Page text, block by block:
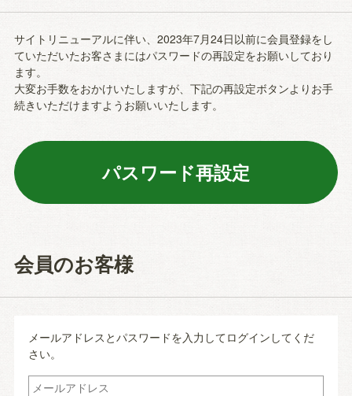
サイトリニューアルに伴い、2023年7月24日以前に会員登録をし
ていただいたお客さまにはパスワードの再設定をお願いしており
ます。
大変お手数をおかけいたしますが、下記の再設定ボタンよりお手
続きいただけますようお願いいたします。
会員のお客様
メールアドレスとパスワードを入力してログインしてくだ
さい。